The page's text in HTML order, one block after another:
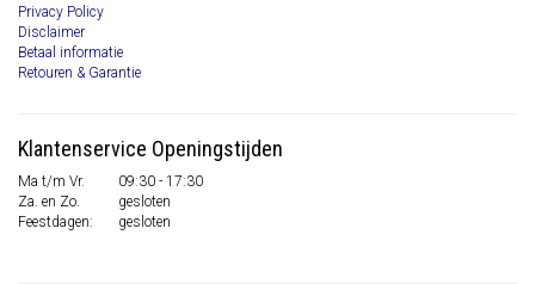
Privacy Policy
Disclaimer
Betaal informatie
Retouren & Garantie
Klantenservice Openingstijden
Ma t/m Vr.
09:30 - 17:30
Za. en Zo.
gesloten
Feestdagen:
gesloten